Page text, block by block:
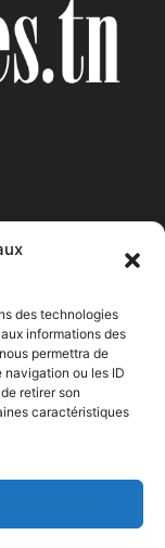
des technologies
informations des
permettra de
ou les ID
retirer son
caractéristiques
Afrique